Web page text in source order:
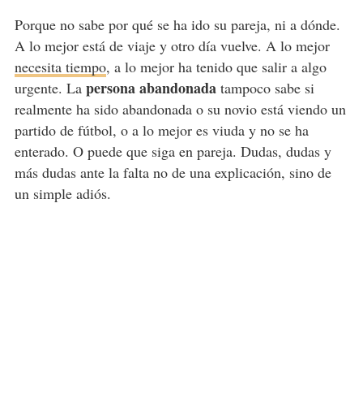
Porque no sabe por qué se ha ido su pareja, ni a dónde.
A lo mejor está de viaje y otro día vuelve. A lo mejor
necesita tiempo, a lo mejor ha tenido que salir a algo
urgente. La persona abandonadatampoco sabe si
realmente ha sido abandonada o su novio está viendo un
partido de fútbol, o a lo mejor es viuda y no se ha
enterado. O puede que siga en pareja. Dudas, dudas y
más dudas ante la falta no de una explicación, sino de
un simple adiós.